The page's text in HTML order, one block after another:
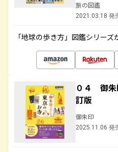
旅の図鑑
2021.03.18 発
「地球の歩き方」図鑑シリーズ
０４ 御朱
訂版
御朱印
2025.11.06 発